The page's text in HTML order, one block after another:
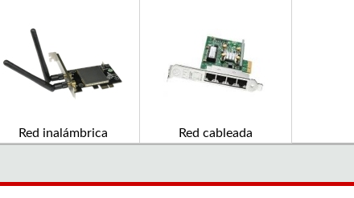
Red inalámbrica Red cableada